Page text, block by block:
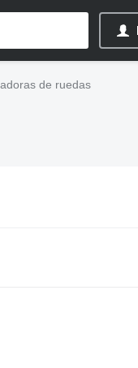
de ruedas